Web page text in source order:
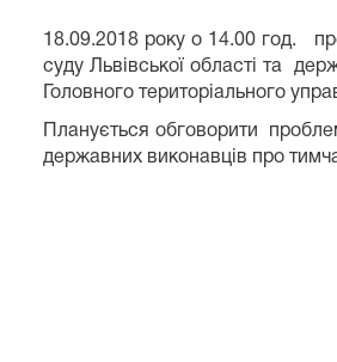
18.09.2018 року о 14.00 год.
суду Львівської області та
Головного територіального
Планується обговорити
державних виконавців про